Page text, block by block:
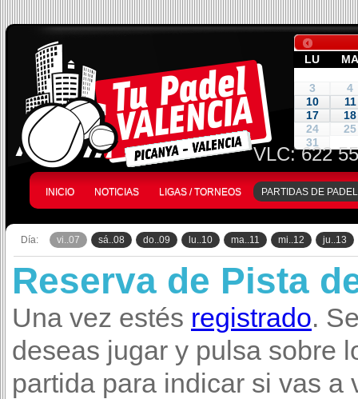
LU MA
3
4
10
11
17
18
24
25
31
VLC:622
INICIO NOTICIAS LIGAS / TORNEOS PARTIDAS DE PADEL
Día: vi..07 sá..08 do..09 lu..10 ma..11 mi..12 ju..13
Reserva de Pista
Una vez estés registrado.
deseas jugar y pulsa sobre
partida para indicar si vas